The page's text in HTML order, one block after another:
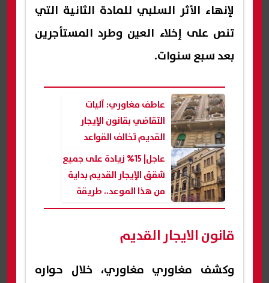
لإنهاء الأثر السلبي للمادة الثانية التي
تنص على إخلاء العين وطرد المستأجرين
بعد سبع سنوات.
عاطف مغاوري: آليات
التقاضي بقانون الإيجار
القديم تخالف القواعد
الدستوريةعاجل| 15% زيادة على جميع
شقق الإيجار القديم بداية
من هذا الموعد.. طريقة
احتسابها
قانون الايجار القديم
وكشف مغاوري مغاوري، خلال حواره